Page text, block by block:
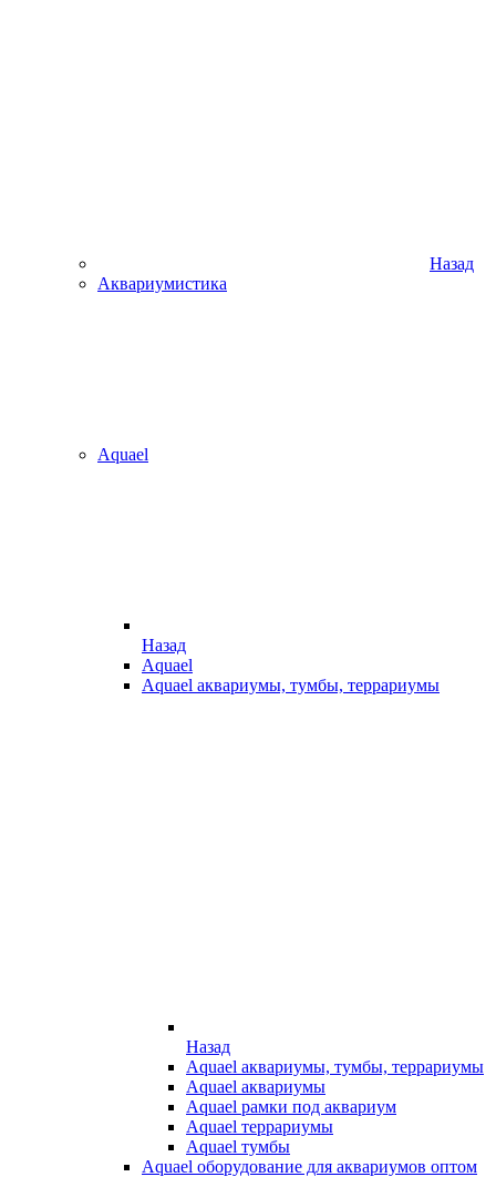
Назад
Аквариумистика
Aquael
Назад
Aquael
Aquael аквариумы, тумбы, террариумы
Назад
Aquael аквариумы, тумбы, террариумы
Aquael аквариумы
Aquael рамки под аквариум
Aquael террариумы
Aquael тумбы
Aquael оборудование для аквариумов оптом